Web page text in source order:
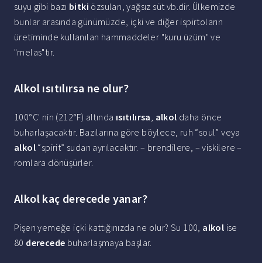
suyu gibi bazı bitki özsuları, yağsız süt vb.dir. Ülkemizde
bunlar arasında günümüzde, içki ve diğer ispirtoların
üretiminde kullanılan hammaddeler "kuru üzüm" ve
"melas"tır.
Alkol ısıtılırsa ne olur?
100°C' nin (212°F) altında ısıtılırsa, alkol daha önce
buharlaşacaktır. Bazılarına göre böylece, ruh “soul” veya
alkol “spirit” sudan ayrılacaktır. – brendilere, – viskilere –
romlara dönüşürler.
Alkol kaç derecede yanar?
Pişen yemeğe içki kattığınızda ne olur? Su 100, alkol ise
80 derecede buharlaşmaya başlar.